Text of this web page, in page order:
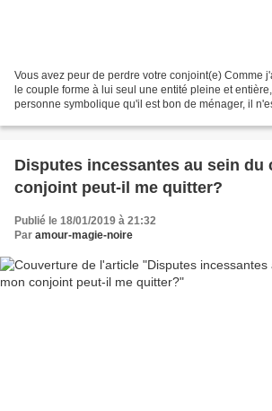
Vous avez peur de perdre votre conjoint(e) Comme
le couple forme à lui seul une entité pleine et
personne symbolique qu'il est bon de ménager, il
Disputes incessantes au sein du
conjoint peut-il me quitter?
Publié le 18/01/2019 à 21:32
Par amour-magie-noire